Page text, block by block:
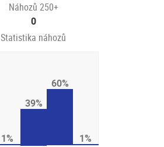
Náhozů 250+
0
Statistika náhozů
1%
39%
60%
1%